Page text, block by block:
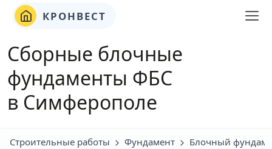
КРОНВЕСТ
Сборные блочные
фундаменты ФБС
в Симферополе
Строительные работы Фундамент Блочный